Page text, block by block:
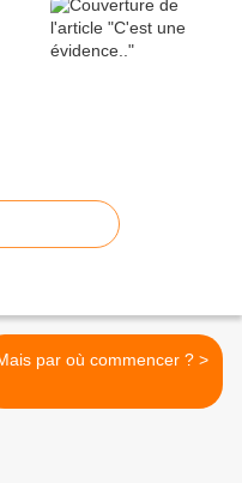
Mais par où commencer ? >